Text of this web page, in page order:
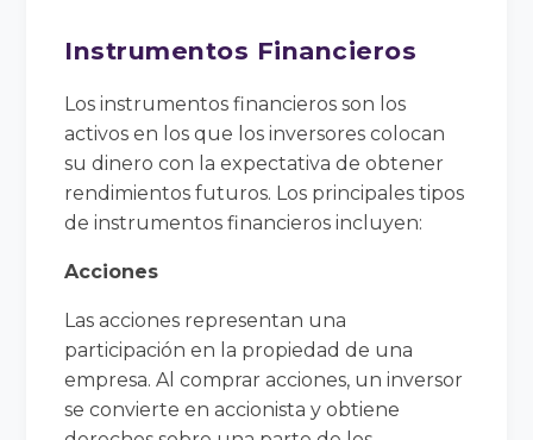
Instrumentos Financieros
Los instrumentos financieros son los
activos en los que los inversores colocan
su dinero con la expectativa de obtener
rendimientos futuros. Los principales tipos
de instrumentos financieros incluyen:
Acciones
Las acciones representan una
participación en la propiedad de una
empresa. Al comprar acciones, un inversor
se convierte en accionista y obtiene